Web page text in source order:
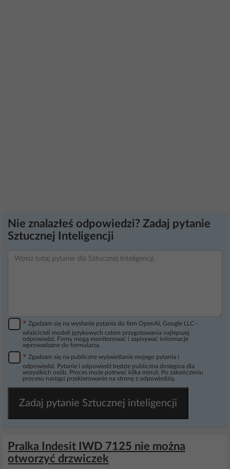
Nie znalazłeś odpowiedzi? Zadaj pytanie
Sztucznej Inteligencji
* Zgadzam się na wysłanie pytania do firm OpenAI, Google LLC -
właścicieli modeli językowych celem przygotowania najlepszej
odpowiedzi. Firmy mogą monitorować i zapisywać informacje
wprowadzane do formularza.
* Zgadzam się na publiczne wyświetlanie mojego pytania i
odpowiedzi. Pytanie i odpowiedź będzie publiczna dostępna dla
wszystkich osób. Proces może potrwać kilka minut. Po zakończeniu
procesu nastąpi przekierowanie na stronę z odpowiedzią.
Zadaj pytanie Sztucznej inteligencji
Pralka Indesit IWD 7125 nie można
otworzyć drzwiczek